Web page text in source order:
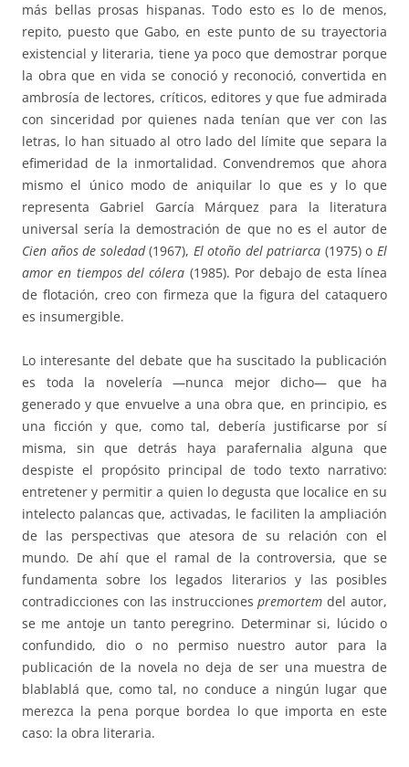
más bellas prosas hispanas. Todo esto es lo de menos,
repito, puesto que Gabo, en este punto de su trayectoria
existencial y literaria, tiene ya poco que demostrar porque
la obra que en vida se conoció y reconoció, convertida en
ambrosía de lectores, críticos, editores y que fue admirada
con sinceridad por quienes nada tenían que ver con las
letras, lo han situado al otro lado del límite que separa la
efimeridad de la inmortalidad. Convendremos que ahora
mismo el único modo de aniquilar lo que es y lo que
representa Gabriel García Márquez para la literatura
universal sería la demostración de que no es el autor de
Cien años de soledad(1967), El otoño del patriarca (1975) oEl
amor en tiempos del cólera (1985). Por debajo de esta línea
de flotación, creo con firmeza que la figura del cataquero
es insumergible.
Lo interesante del debate que ha suscitado la publicación
es toda la novelería —nunca mejor dicho— que ha
generado y que envuelve a una obra que, en principio, es
una ficción y que, como tal, debería justificarse por sí
misma, sin que detrás haya parafernalia alguna que
despiste el propósito principal de todo texto narrativo:
entretener y permitir a quien lo degusta que localice en su
intelecto palancas que, activadas, le faciliten la ampliación
de las perspectivas que atesora de su relación con el
mundo. De ahí que el ramal de la controversia, que se
fundamenta sobre los legados literarios y las posibles
contradicciones con las instruccionespremortem del autor,
se me antoje un tanto peregrino. Determinar si, lúcido o
confundido, dio o no permiso nuestro autor para la
publicación de la novela no deja de ser una muestra de
blablablá que, como tal, no conduce a ningún lugar que
merezca la pena porque bordea lo que importa en este
caso: la obra literaria.